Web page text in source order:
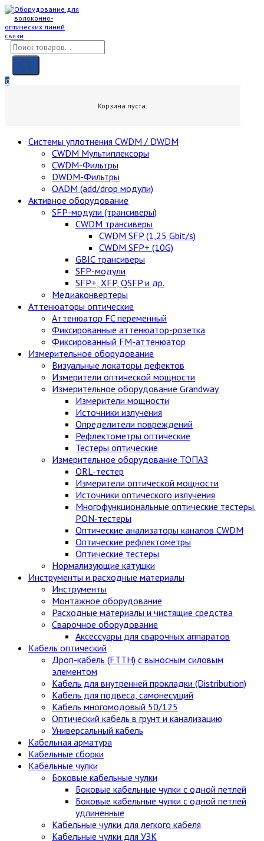
Skip
content
Поиск
товаров
0
Корзина пуста.
Cистемы уплотнения CWDM / DWDM
CWDM Мультиплексоры
CWDM-Фильтры
DWDM-Фильтры
OADM (add/drop модули)
Активное оборудование
SFP-модули (трансиверы)
CWDM трансиверы
CWDM SFP (1,25 Gbit/s)
CWDM SFP+ (10G)
GBIC трансиверы
SFP-модули
SFP+, XFP, QSFP и др.
Медиаконвертеры
Аттенюаторы оптические
Аттенюатор FC переменный
Фиксированные аттенюатор-розетка
Фиксированный FM-аттенюатор
Измерительное оборудование
Визуальные локаторы дефектов
Измерители оптической мощности
Измерительное оборудование Grandway
Измерители мощности
Источники излучения
Определители повреждений
Рефлектометры оптические
Тестеры оптические
Измерительное оборудование ТОПАЗ
ORL-тестер
Измерители оптической мощности
Источники оптического излучения
Многофункциональные оптические тестеры.
PON-тестеры
Оптические анализаторы каналов CWDM
Оптические рефлектометры
Оптические тестеры
Нормализующие катушки
Инструменты и расходные материалы
Инструменты
Монтажное оборудование
Расходные материалы и чистящие средства
Сварочное оборудование
Аксессуары для сварочных аппаратов
Кабель оптический
Дроп-кабель (FTTH) с выносным силовым
элементом
Кабель для внутренней прокладки (Distribution)
Кабель для подвеса, самонесущий
Кабель многомодовый 50/125
Оптический кабель в грунт и канализацию
Универсальный кабель
Кабельная арматура
Кабельные сборки
Кабельные чулки
Боковые кабельные чулки
Боковые кабельные чулки с одной петлей
Боковые кабельные чулки с одной петлей
удлиненные
Кабельные чулки для легкого кабеля
Кабельные чулки для УЗК